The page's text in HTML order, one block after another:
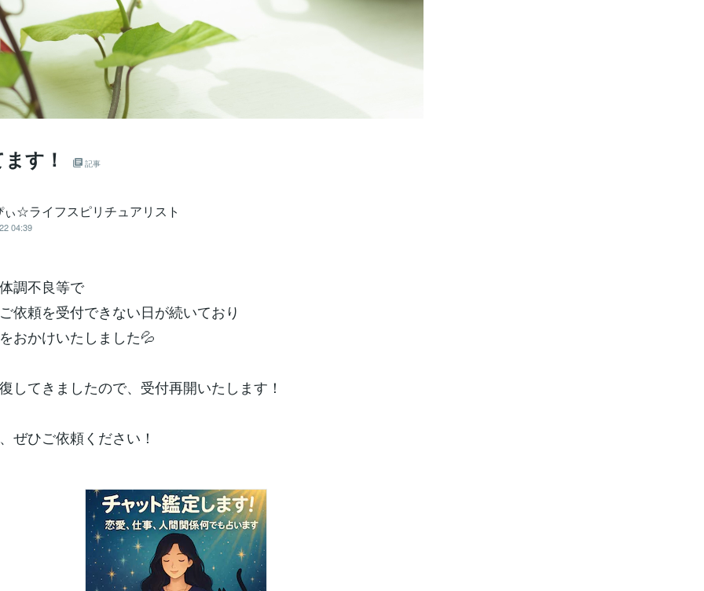
す！ 記事
ぃ☆ライフスピリチュアリスト
04:39
調不良等で
依頼を受付できない日が続いており
おかけいたしました💦
してきましたので、受付再開いたします！
ぜひご依頼ください！